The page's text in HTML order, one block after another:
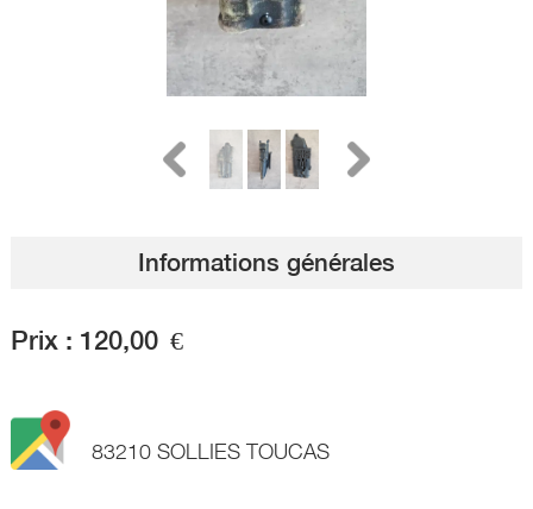
Informations générales
Prix : 120,00 €
83210 SOLLIES TOUCAS